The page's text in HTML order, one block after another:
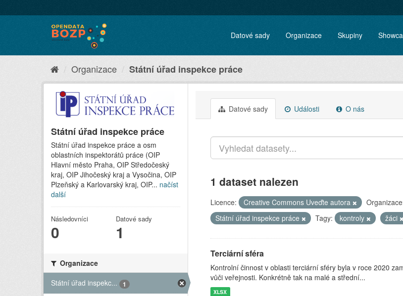
Datové sady Organizace Skupiny
Organizace Státní úřad inspekce práce
Státní úřad inspekce práce
Státní úřad inspekce práce a osm
oblastních inspektorátů práce (OIP
Hlavní město Praha, OIP Středočeský
kraj, OIP Jihočeský kraj a Vysočina, OIP
Plzeňský a Karlovarský kraj, OIP... načíst
další
Následovníci
0
Datové sady
1
Organizace
Státní úřad inspekc...
1
Datové sady Události O nás
1 dataset nalezen
Licence: Creative Commons Uveďte autora
Státní úřad inspekce práce
Tagy: kontroly žáci
Terciární sféra
Kontrolní činnost v oblasti terciární sféry byla v roce 2020
vůči veřejnosti. Konkrétně tak na malé a střední...
XLSX